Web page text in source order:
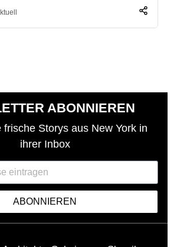
ABONNIEREN
frische Storys aus New York in
ihrer Inbox
ABONNIEREN